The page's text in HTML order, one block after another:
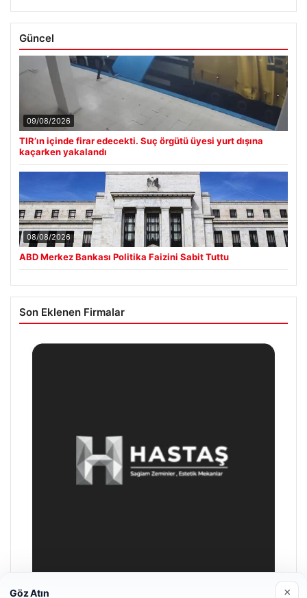
Güncel
09/08/2026
TIR’ın içinde firar edecekti. Suç örgütü üyesi yurt dışına
kaçarken yakalandı
08/08/2026
ABD Merkez Bankası Politika Faizini Sabit Tuttu
Son Eklenen Firmalar
Göz Atın ×